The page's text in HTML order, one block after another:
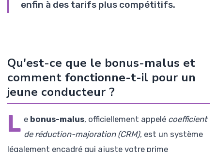
enfin à des tarifs plus compétitifs.
Qu'est-ce que le bonus-malus et
comment fonctionne-t-il pour un
jeune conducteur ?
L e bonus-malus, officiellement appelé coefficient
de réduction-majoration (CRM), est un système
légalement encadré qui ajuste votre prime